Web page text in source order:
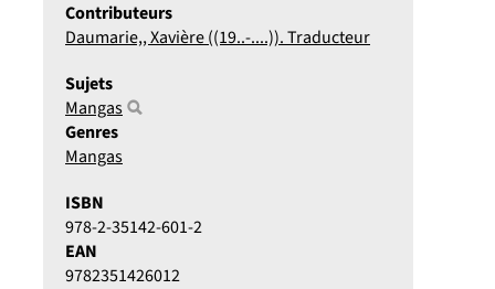
Contributeurs
Daumarie,, Xavière ((19..-....)). Traducteur
Sujets
Mangas
Genres
Mangas
ISBN
978-2-35142-601-2
EAN
9782351426012